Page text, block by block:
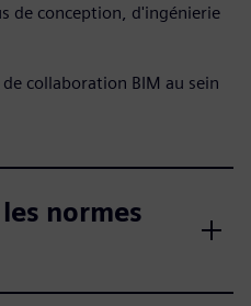
de conception, d'ingénierie
collaboration BIM au sein
normes